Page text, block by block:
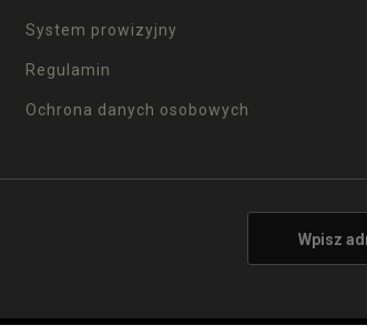
System prowizyjny
Regulamin
Ochrona danych osobowych